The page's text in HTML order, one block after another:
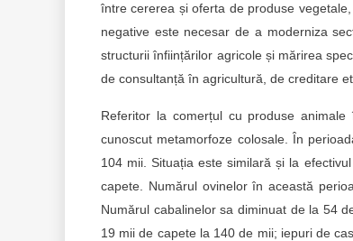
între cererea și oferta de produse
negative este necesar de a moderniza
structurii înființărilor agricole și mărirea
de consultanță în agricultură, de creditare
Referitor la comerțul cu produse
cunoscut metamorfoze colosale. În
104 mii. Situația este similară și la
capete. Numărul ovinelor în această
Numărul cabalinelor sa diminuat de la 54
19 mii de capete la 140 de mii; iepuri de